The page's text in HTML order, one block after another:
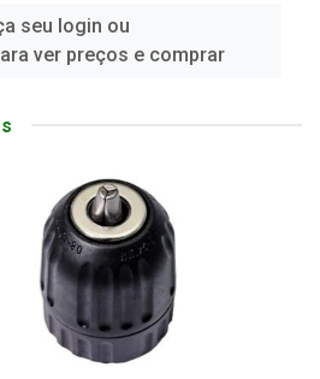
seu login ou
ver preços e comprar